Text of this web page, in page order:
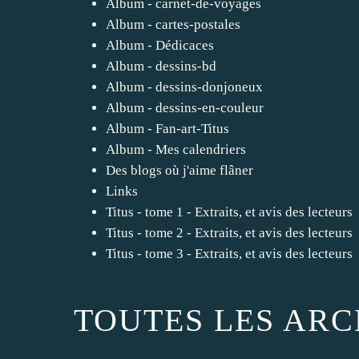
Album - carnet-de-voyages
Album - cartes-postales
Album - Dédicaces
Album - dessins-bd
Album - dessins-donjoneux
Album - dessins-en-couleur
Album - Fan-art-Titus
Album - Mes calendriers
Des blogs où j'aime flâner
Links
Titus - tome 1 - Extraits, et avis des lecteurs
Titus - tome 2 - Extraits, et avis des lecteurs
Titus - tome 3 - Extraits, et avis des lecteurs
TOUTES LES